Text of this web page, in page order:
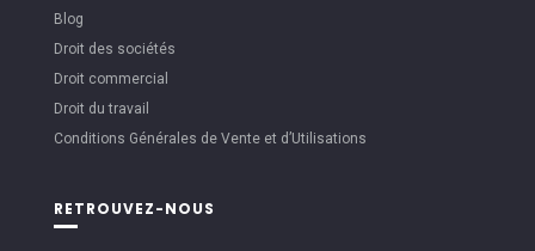
Blog
Droit des sociétés
Droit commercial
Droit du travail
Conditions Générales de Vente et d’Utilisations
RETROUVEZ-NOUS